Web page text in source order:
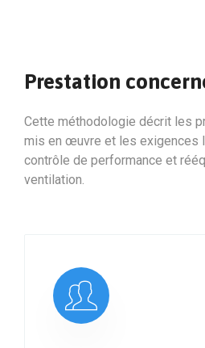
Prestation
Cette méthodologie décrit les
mis en œuvre et les exigences
contrôle de performance et
ventilation.